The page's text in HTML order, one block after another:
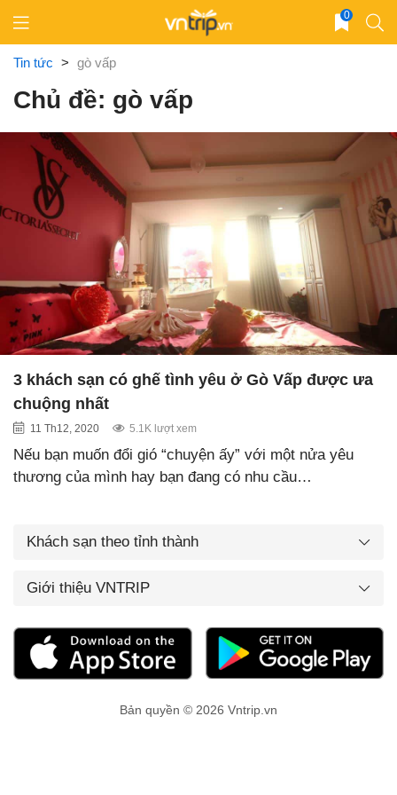
content
0
Tin tức > gò vấp
Chủ đề: gò vấp
3 khách sạn có ghế tình yêu ở Gò Vấp được ưa
chuộng nhất
11 Th12, 2020 5.1K lượt xem
Nếu bạn muốn đổi gió “chuyện ấy” với một nửa yêu
thương của mình hay bạn đang có nhu cầu…
Khách sạn theo tỉnh thành
Giới thiệu VNTRIP
Bản quyền © 2026 Vntrip.vn